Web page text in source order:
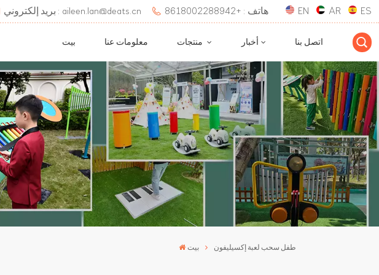
بريد إلكتروني : aileen.lan@deats.cn هاتف : +8618002288942 EN AR ES
بيت معلومات عنا أخبار اتصل بنا
بيت طفل سحب لعبة إكسيليفون